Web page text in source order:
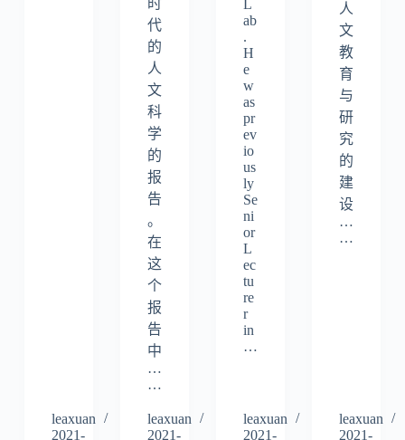
leaxuan
2021-
时
代
的
人
文
科
学
的
报
告
。
在
这
个
报
告
中
…
…
leaxuan
2021-
L
ab
.
H
e
w
as
pr
ev
io
us
ly
Se
ni
or
L
ec
tu
re
r
in
…
leaxuan
2021-
人
文
教
育
与
研
究
的
建
设
…
…
leaxuan
2021-